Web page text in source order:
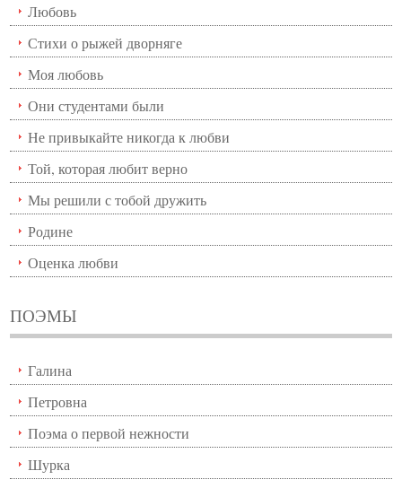
Любовь
Стихи о рыжей дворняге
Моя любовь
Они студентами были
Не привыкайте никогда к любви
Той, которая любит верно
Мы решили с тобой дружить
Родине
Оценка любви
ПОЭМЫ
Галина
Петровна
Поэма о первой нежности
Шурка